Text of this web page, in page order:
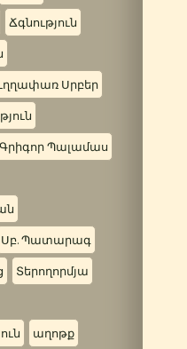
Ճգնություն
Սրբեր
Գրիգոր Պալամաս
Սբ. Պատարագ
Տերողորմյա
աղոթք